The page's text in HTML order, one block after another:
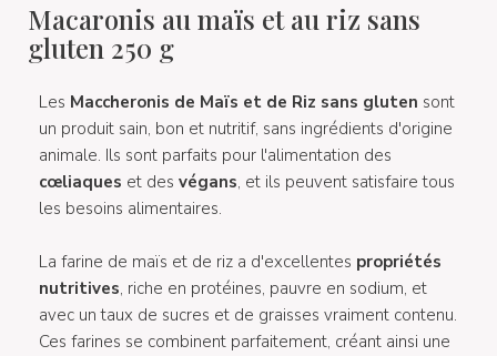
Macaronis au maïs et au riz sans
gluten 250 g
Les Maccheronis de Maïs et de Riz sans gluten sont
un produit sain, bon et nutritif, sans ingrédients d'origine
animale. Ils sont parfaits pour l'alimentation des
cœliaques et des végans, et ils peuvent satisfaire tous
les besoins alimentaires.
La farine de maïs et de riz a d'excellentes propriétés
nutritives, riche en protéines, pauvre en sodium, et
avec un taux de sucres et de graisses vraiment contenu.
Ces farines se combinent parfaitement, créant ainsi une